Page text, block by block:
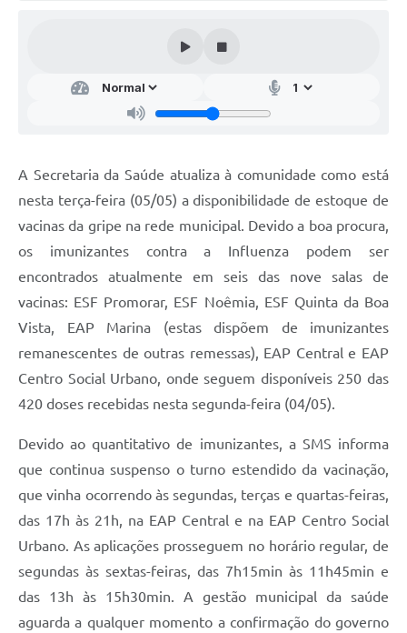
Galeria de Vídeos
Gabinetes e Secretarias
Links
Serviços Online
Telefones Úteis
Agenda
Contato
A Secretaria da Saúde atualiza à comunidade como está
nesta terça-feira (05/05) a disponibilidade de estoque de
vacinas da gripe na rede municipal. Devido a boa procura,
os imunizantes contra a Influenza podem ser
encontrados atualmente em seis das nove salas de
vacinas: ESF Promorar, ESF Noêmia, ESF Quinta da Boa
Vista, EAP Marina (estas dispõem de imunizantes
remanescentes de outras remessas), EAP Central e EAP
Centro Social Urbano, onde seguem disponíveis 250 das
420 doses recebidas nesta segunda-feira (04/05).
Devido ao quantitativo de imunizantes, a SMS informa
que continua suspenso o turno estendido da vacinação,
que vinha ocorrendo às segundas, terças e quartas-feiras,
das 17h às 21h, na EAP Central e na EAP Centro Social
Urbano. As aplicações prosseguem no horário regular, de
segundas às sextas-feiras, das 7h15min às 11h45min e
das 13h às 15h30min. A gestão municipal da saúde
aguarda a qualquer momento a confirmação do governo